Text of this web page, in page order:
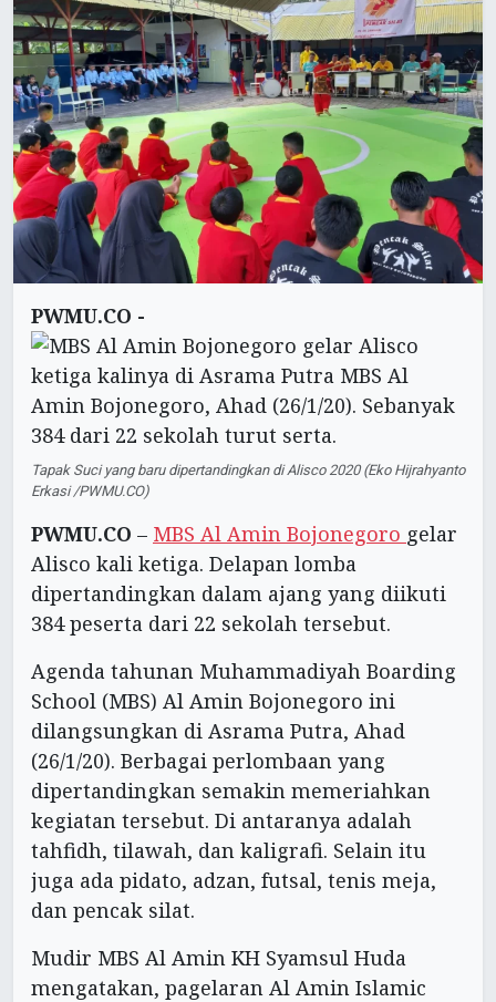
PWMU.CO -
Tapak Suci yang baru dipertandingkan di Alisco 2020 (Eko Hijrahyanto
Erkasi /PWMU.CO)
PWMU.CO – MBS Al Amin Bojonegoro gelar
Alisco kali ketiga. Delapan lomba
dipertandingkan dalam ajang yang diikuti
384 peserta dari 22 sekolah tersebut.
Agenda tahunan Muhammadiyah Boarding
School (MBS) Al Amin Bojonegoro ini
dilangsungkan di Asrama Putra, Ahad
(26/1/20). Berbagai perlombaan yang
dipertandingkan semakin memeriahkan
kegiatan tersebut. Di antaranya adalah
tahfidh, tilawah, dan kaligrafi. Selain itu
juga ada pidato, adzan, futsal, tenis meja,
dan pencak silat.
Mudir MBS Al Amin KH Syamsul Huda
mengatakan, pagelaran Al Amin Islamic